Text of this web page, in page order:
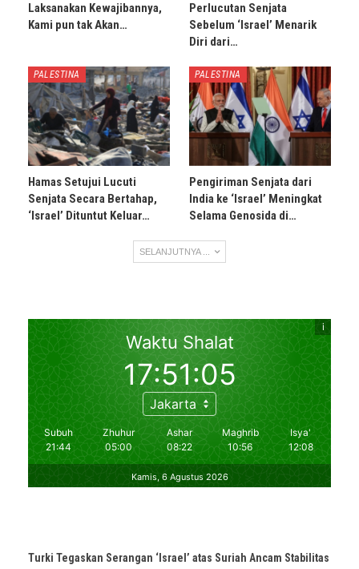
Laksanakan Kewajibannya,
Kami pun tak Akan…
Perlucutan Senjata
Sebelum ‘Israel’ Menarik
Diri dari…
PALESTINA
Hamas Setujui Lucuti
Senjata Secara Bertahap,
‘Israel’ Dituntut Keluar…
PALESTINA
Pengiriman Senjata dari
India ke ‘Israel’ Meningkat
Selama Genosida di…
SELANJUTNYA ...
Turki Tegaskan Serangan ‘Israel’ atas Suriah Ancam Stabilitas